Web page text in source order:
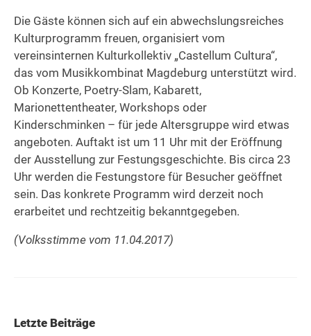
Die Gäste können sich auf ein abwechslungsreiches
Kulturprogramm freuen, organisiert vom
vereinsinternen Kulturkollektiv „Castellum Cultura“,
das vom Musikkombinat Magdeburg unterstützt wird.
Ob Konzerte, Poetry-Slam, Kabarett,
Marionettentheater, Workshops oder
Kinderschminken – für jede Altersgruppe wird etwas
angeboten. Auftakt ist um 11 Uhr mit der Eröffnung
der Ausstellung zur Festungsgeschichte. Bis circa 23
Uhr werden die Festungstore für Besucher geöffnet
sein. Das konkrete Programm wird derzeit noch
erarbeitet und rechtzeitig bekanntgegeben.
(Volksstimme vom 11.04.2017)
Letzte Beiträge